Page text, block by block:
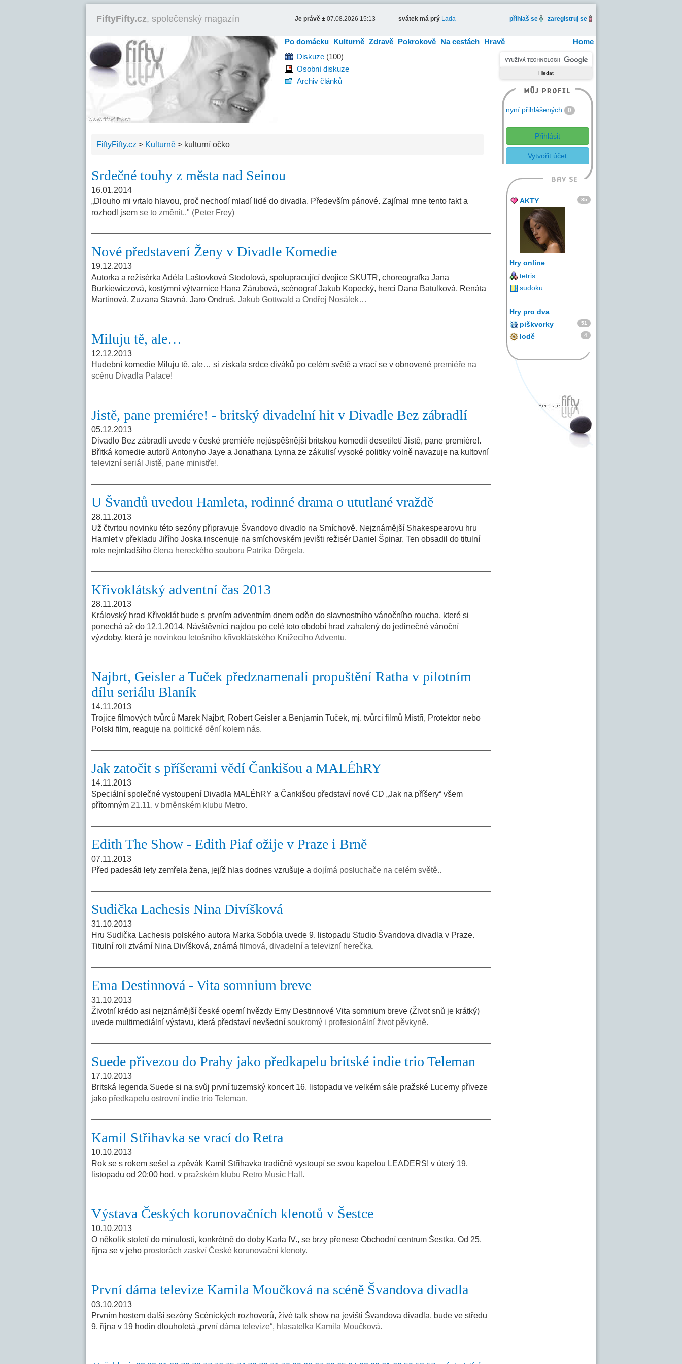
FiftyFifty.cz, společenský magazín Je právě ± 07.08.2026 15:13 svátek má prý Lada přihlaš se zaregistruj se
Home
Po domácku Kulturně Zdravě Pokrokově Na cestách Hravě
Diskuze (100)
Osobní diskuze
Archiv článků
FiftyFifty.cz > Kulturně > kulturní očko
Srdečné touhy z města nad Seinou
16.01.2014
„Dlouho mi vrtalo hlavou, proč nechodí mladí lidé do divadla. Především pánové. Zajímal mne tento fakt a
rozhodl jsem se to změnit.." (Peter Frey)
Nové představení Ženy v Divadle Komedie
19.12.2013
Autorka a režisérka Adéla Laštovková Stodolová, spolupracující dvojice SKUTR, choreografka Jana
Burkiewiczová, kostýmní výtvarnice Hana Zárubová, scénograf Jakub Kopecký, herci Dana Batulková, Renáta
Martinová, Zuzana Stavná, Jaro Ondruš, Jakub Gottwald a Ondřej Nosálek…
Miluju tě, ale…
12.12.2013
Hudební komedie Miluju tě, ale… si získala srdce diváků po celém světě a vrací se v obnovené premiéře na
scénu Divadla Palace!
Jistě, pane premiére! - britský divadelní hit v Divadle Bez zábradlí
05.12.2013
Divadlo Bez zábradlí uvede v české premiéře nejúspěšnější britskou komedii desetiletí Jistě, pane premiére!.
Břitká komedie autorů Antonyho Jaye a Jonathana Lynna ze zákulisí vysoké politiky volně navazuje na kultovní
televizní seriál Jistě, pane ministře!.
U Švandů uvedou Hamleta, rodinné drama o ututlané vraždě
28.11.2013
Už čtvrtou novinku této sezóny připravuje Švandovo divadlo na Smíchově. Nejznámější Shakespearovu hru
Hamlet v překladu Jiřího Joska inscenuje na smíchovském jevišti režisér Daniel Špinar. Ten obsadil do titulní
role nejmladšího člena hereckého souboru Patrika Děrgela.
Křivoklátský adventní čas 2013
28.11.2013
Královský hrad Křivoklát bude s prvním adventním dnem oděn do slavnostního vánočního roucha, které si
ponechá až do 12.1.2014. Návštěvníci najdou po celé toto období hrad zahalený do jedinečné vánoční
výzdoby, která je novinkou letošního křivoklátského Knížecího Adventu.
Najbrt, Geisler a Tuček předznamenali propuštění Ratha v pilotním
dílu seriálu Blaník
14.11.2013
Trojice filmových tvůrců Marek Najbrt, Robert Geisler a Benjamin Tuček, mj. tvůrci filmů Mistři, Protektor nebo
Polski film, reaguje na politické dění kolem nás.
Jak zatočit s příšerami vědí Čankišou a MALÉhRY
14.11.2013
Speciální společné vystoupení Divadla MALÉhRY a Čankišou představí nové CD „Jak na příšery“ všem
přítomným 21.11. v brněnském klubu Metro.
Edith The Show - Edith Piaf ožije v Praze i Brně
07.11.2013
Před padesáti lety zemřela žena, jejíž hlas dodnes vzrušuje a dojímá posluchače na celém světě..
Sudička Lachesis Nina Divíšková
31.10.2013
Hru Sudička Lachesis polského autora Marka Sobóla uvede 9. listopadu Studio Švandova divadla v Praze.
Titulní roli ztvární Nina Divíšková, známá filmová, divadelní a televizní herečka.
Ema Destinnová - Vita somnium breve
31.10.2013
Životní krédo asi nejznámější české operní hvězdy Emy Destinnové Vita somnium breve (Život snů je krátký)
uvede multimediální výstavu, která představí nevšední soukromý i profesionální život pěvkyně.
Suede přivezou do Prahy jako předkapelu britské indie trio Teleman
17.10.2013
Britská legenda Suede si na svůj první tuzemský koncert 16. listopadu ve velkém sále pražské Lucerny přiveze
jako předkapelu ostrovní indie trio Teleman.
Kamil Střihavka se vrací do Retra
10.10.2013
Rok se s rokem sešel a zpěvák Kamil Střihavka tradičně vystoupí se svou kapelou LEADERS! v úterý 19.
listopadu od 20:00 hod. v pražském klubu Retro Music Hall.
Výstava Českých korunovačních klenotů v Šestce
10.10.2013
O několik století do minulosti, konkrétně do doby Karla IV., se brzy přenese Obchodní centrum Šestka. Od 25.
října se v jeho prostorách zaskví České korunovační klenoty.
První dáma televize Kamila Moučková na scéně Švandova divadla
03.10.2013
Prvním hostem další sezóny Scénických rozhovorů, živé talk show na jevišti Švandova divadla, bude ve středu
9. října v 19 hodin dlouholetá „první dáma televize“, hlasatelka Kamila Moučková.
nyní přihlášených 0
Přihlásit
Vytvořit účet
AKTY 85
Hry online
tetris
sudoku
Hry pro dva
piškvorky
51
lodě 4